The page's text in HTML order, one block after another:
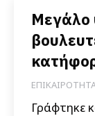
Μεγάλο
Γράφτηκε